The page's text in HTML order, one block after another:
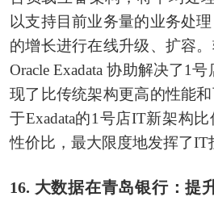
以支持目前业务量的业务处
的增长进行在线升级、扩容
Oracle Exadata 协助解决了1
现了比传统架构更高的性能
于Exadata的1号店IT新架构
性价比，最大限度地发挥了IT
16. 大数据在青岛银行：提